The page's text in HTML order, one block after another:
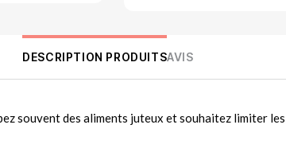
DESCRIPTION PRODUITSAVIS
souvent des aliments juteux et souhaitez limiter